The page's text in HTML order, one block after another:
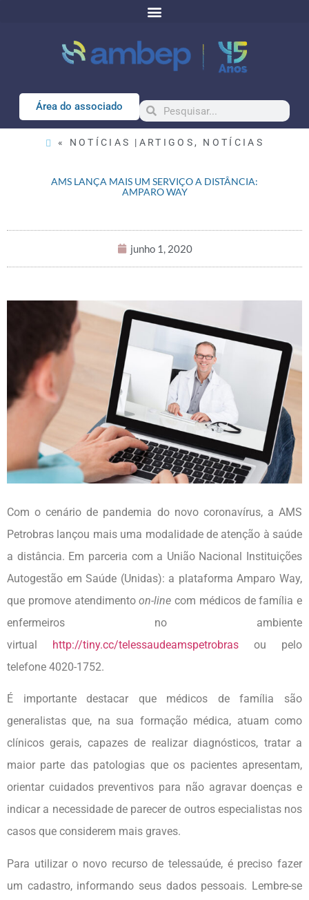
Área do associado
« NOTÍCIAS | ARTIGOS , NOTÍCIAS
AMS LANÇA MAIS UM SERVIÇO A DISTÂNCIA:
AMPARO WAY
junho 1, 2020
Com o cenário de pandemia do novo coronavírus, a AMS
Petrobras lançou mais uma modalidade de atenção à saúde
a distância. Em parceria com a União Nacional Instituições
Autogestão em Saúde (Unidas): a plataforma Amparo Way,
que promove atendimentoon-line com médicos de família e
enfermeiros no ambiente
virtual http://tiny.cc/telessaudeamspetrobras ou pelo
telefone 4020-1752.
É importante destacar que médicos de família são
generalistas que, na sua formação médica, atuam como
clínicos gerais, capazes de realizar diagnósticos, tratar a
maior parte das patologias que os pacientes apresentam,
orientar cuidados preventivos para não agravar doenças e
indicar a necessidade de parecer de outros especialistas nos
casos que considerem mais graves.
Para utilizar o novo recurso de telessaúde, é preciso fazer
um cadastro, informando seus dados pessoais. Lembre-se